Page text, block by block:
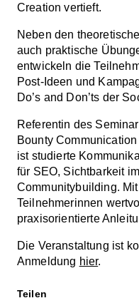
Creation vertieft.
Neben den
auch praktische
entwickeln die
Post-Ideen und
Do’s and Don’ts der
Referentin des
Bounty
ist studierte
für SEO, Sichtbarkeit
Communitybuilding.
Teilnehmerinnen
praxisorientierte
Die Veranstaltung ist
Anmeldung hier.
Teilen